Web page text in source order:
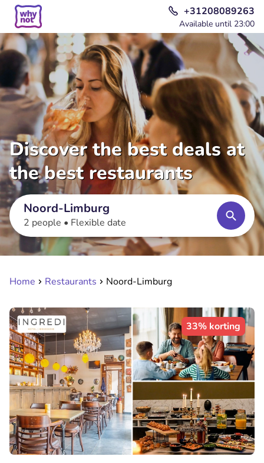
+31208089263
Available until 23:00
Discover the best deals at
the best restaurants
Noord-Limburg
2 people • Flexible date
Home Restaurants Noord-Limburg
33% korting